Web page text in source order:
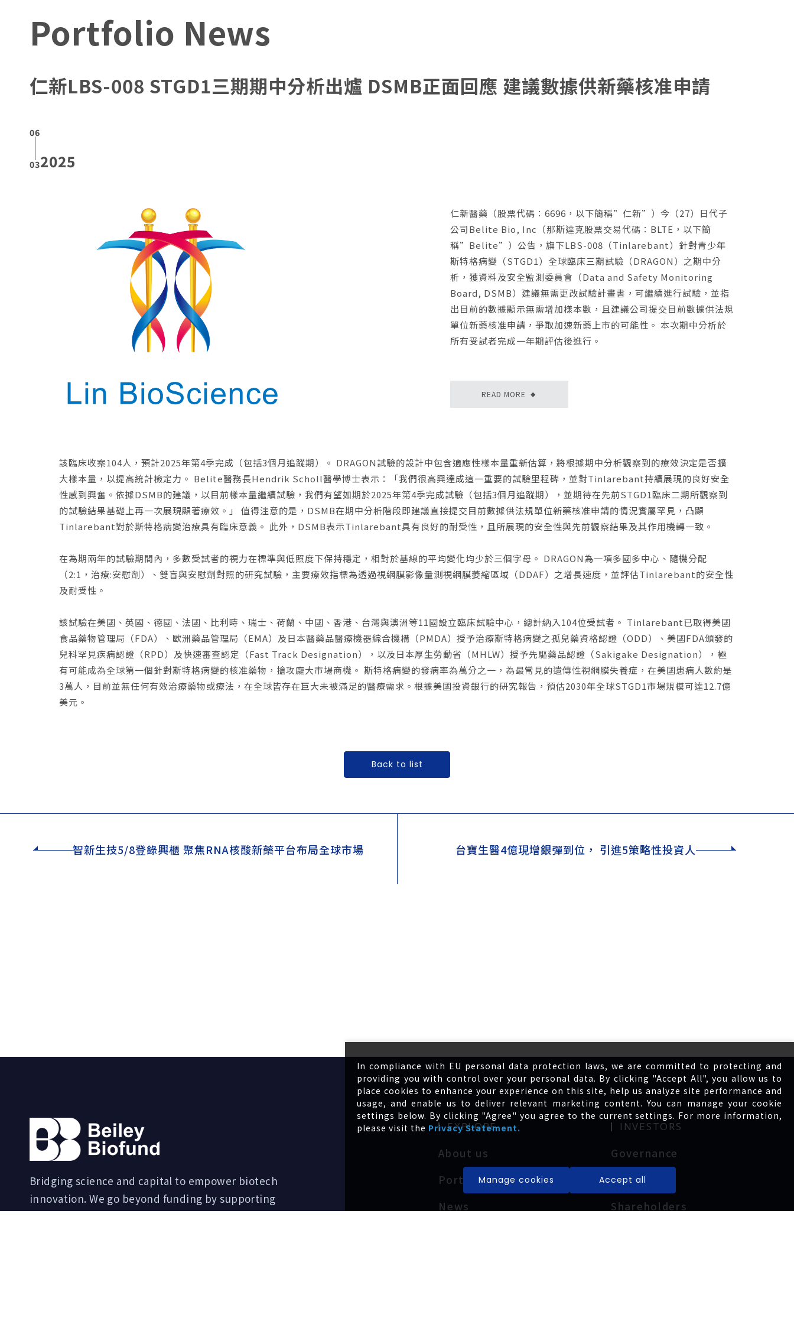
Portfolio News
仁新LBS-008 STGD1三期期中分析出爐 DSMB正面回應 建議數據供新藥核准申請
06
032025
仁新醫藥（股票代碼：6696，以下簡稱”仁新”）今（27）日代子
公司Belite Bio, Inc（那斯達克股票交易代碼：BLTE，以下簡
稱”Belite”）公告，旗下LBS-008（Tinlarebant）針對青少年
斯特格病變（STGD1）全球臨床三期試驗（DRAGON）之期中分
析，獲資料及安全監測委員會（Data and Safety Monitoring
Board, DSMB）建議無需更改試驗計畫書，可繼續進行試驗，並指
出目前的數據顯示無需增加樣本數，且建議公司提交目前數據供法規
單位新藥核准申請，爭取加速新藥上市的可能性。 本次期中分析於
所有受試者完成一年期評估後進行。
READ MORE ◆
該臨床收案104人，預計2025年第4季完成（包括3個月追蹤期）。 DRAGON試驗的設計中包含適應性樣本量重新估算，將根據期中分析觀察到的療效決定是否擴
大樣本量，以提高統計檢定力。 Belite醫務長Hendrik Scholl醫學博士表示：「我們很高興達成這一重要的試驗里程碑，並對Tinlarebant持續展現的良好安全
性感到興奮。依據DSMB的建議，以目前樣本量繼續試驗，我們有望如期於2025年第4季完成試驗（包括3個月追蹤期），並期待在先前STGD1臨床二期所觀察到
的試驗結果基礎上再一次展現顯著療效。」 值得注意的是，DSMB在期中分析階段即建議直接提交目前數據供法規單位新藥核准申請的情況實屬罕見，凸顯
Tinlarebant對於斯特格病變治療具有臨床意義。 此外，DSMB表示Tinlarebant具有良好的耐受性，且所展現的安全性與先前觀察結果及其作用機轉一致。
在為期兩年的試驗期間內，多數受試者的視力在標準與低照度下保持穩定，相對於基線的平均變化均少於三個字母。 DRAGON為一項多國多中心、隨機分配
（2:1，治療:安慰劑）、雙盲與安慰劑對照的研究試驗，主要療效指標為透過視網膜影像量測視網膜萎縮區域（DDAF）之增長速度，並評估Tinlarebant的安全性
及耐受性。
該試驗在美國、英國、德國、法國、比利時、瑞士、荷蘭、中國、香港、台灣與澳洲等11國設立臨床試驗中心，總計納入104位受試者。 Tinlarebant已取得美國
食品藥物管理局（FDA）、歐洲藥品管理局（EMA）及日本醫藥品醫療機器綜合機構（PMDA）授予治療斯特格病變之孤兒藥資格認證（ODD）、美國FDA頒發的
兒科罕見疾病認證（RPD）及快速審查認定（Fast Track Designation），以及日本厚生勞動省（MHLW）授予先驅藥品認證（Sakigake Designation），極
有可能成為全球第一個針對斯特格病變的核准藥物，搶攻龐大市場商機。 斯特格病變的發病率為萬分之一，為最常見的遺傳性視網膜失養症，在美國患病人數約是
3萬人，目前並無任何有效治療藥物或療法，在全球皆存在巨大未被滿足的醫療需求。根據美國投資銀行的研究報告，預估2030年全球STGD1市場規模可達12.7億
美元。
Back to list
智新生技5/8登錄興櫃 聚焦RNA核酸新藥平台布局全球市場 台寶生醫4億現增銀彈到位， 引進5策略性投資人
Bridging science and capital to empower biotech
innovation. We go beyond funding by supporting
company growth and nurturing the next generation of
EXPLORE
About us
Portfolio
News
INVESTORS
Governance
Financial
Shareholders
In compliance with EU personal data protection laws, we are committed to protecting and
providing you with control over your personal data. By clicking "Accept All", you allow us to
place cookies to enhance your experience on this site, help us analyze site performance and
usage, and enable us to deliver relevant marketing content. You can manage your cookie
settings below. By clicking "Agree" you agree to the current settings. For more information,
please visit the Privacy Statement.
Manage cookies Accept all
NecessaryCookies Approve